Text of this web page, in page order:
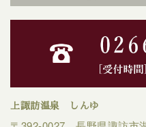
上諏訪温泉 しんゆ